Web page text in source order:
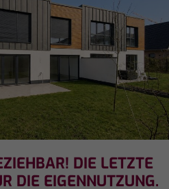
DIE LETZTE
DIE EIGENNUTZUNG.